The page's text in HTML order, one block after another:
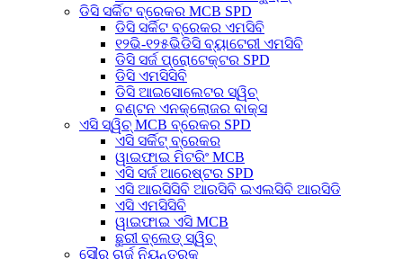
ଡିସି ସର୍କିଟ ବ୍ରେକର MCB SPD
ଡିସି ସର୍କିଟ ବ୍ରେକର ଏମସିବି
୧୨ଭି-୧୨୫ଭିଡିସି ବ୍ୟାଟେରୀ ଏମସିବି
ଡିସି ସର୍ଜ ପ୍ରୋଟେକ୍ଟର SPD
ଡିସି ଏମସିସିବି
ଡିସି ଆଇସୋଲେଟର ସ୍ୱିଚ୍
ବଣ୍ଟନ ଏନକ୍ଲୋଜର ବାକ୍ସ
ଏସି ସ୍ୱିଚ୍ MCB ବ୍ରେକର SPD
ଏସି ସର୍କିଟ୍ ବ୍ରେକର
ୱାଇଫାଇ ମିଟରିଂ MCB
ଏସି ସର୍ଜ ଆରେଷ୍ଟର SPD
ଏସି ଆରସିସିବି ଆରସିବି ଇଏଲସିବି ଆରସିଡି
ଏସି ଏମସିସିବି
ୱାଇଫାଇ ଏସି MCB
ଛୁରୀ ବ୍ଲେଡ୍ ସ୍ୱିଚ୍
ସୌର ଚାର୍ଜ ନିୟନ୍ତ୍ରକ